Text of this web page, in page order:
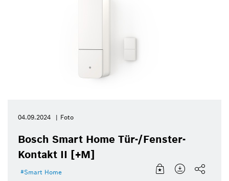
04.09.2024 Foto
Bosch Smart Home Tür-/Fenster-
Kontakt II [+M]
Smart Home